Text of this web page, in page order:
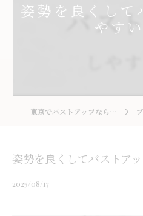
姿勢を良くして
やす
東京でバストアップならRococo 国立店 ブログ
姿勢を良くしてバストア
2025/08/17